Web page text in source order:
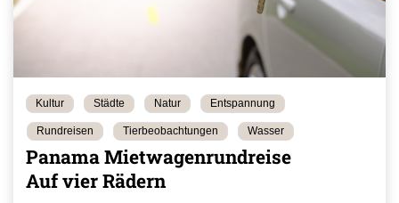
Kultur Städte Natur Entspannung
Rundreisen Tierbeobachtungen Wasser
Panama Mietwagenrundreise
Auf vier Rädern